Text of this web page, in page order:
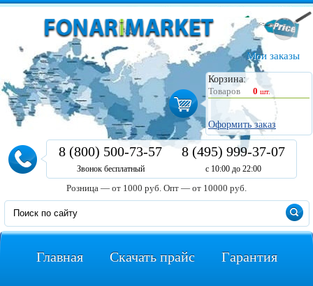
Мои заказы
Корзина:
Товаров
0 шт.
Оформить заказ
8 (800) 500-73-57
Звонок бесплатный
8 (495) 999-37-07
с 10:00 до 22:00
Розница — от 1000 руб. Опт — от 10000 руб.
Главная Скачать прайс Гарантия